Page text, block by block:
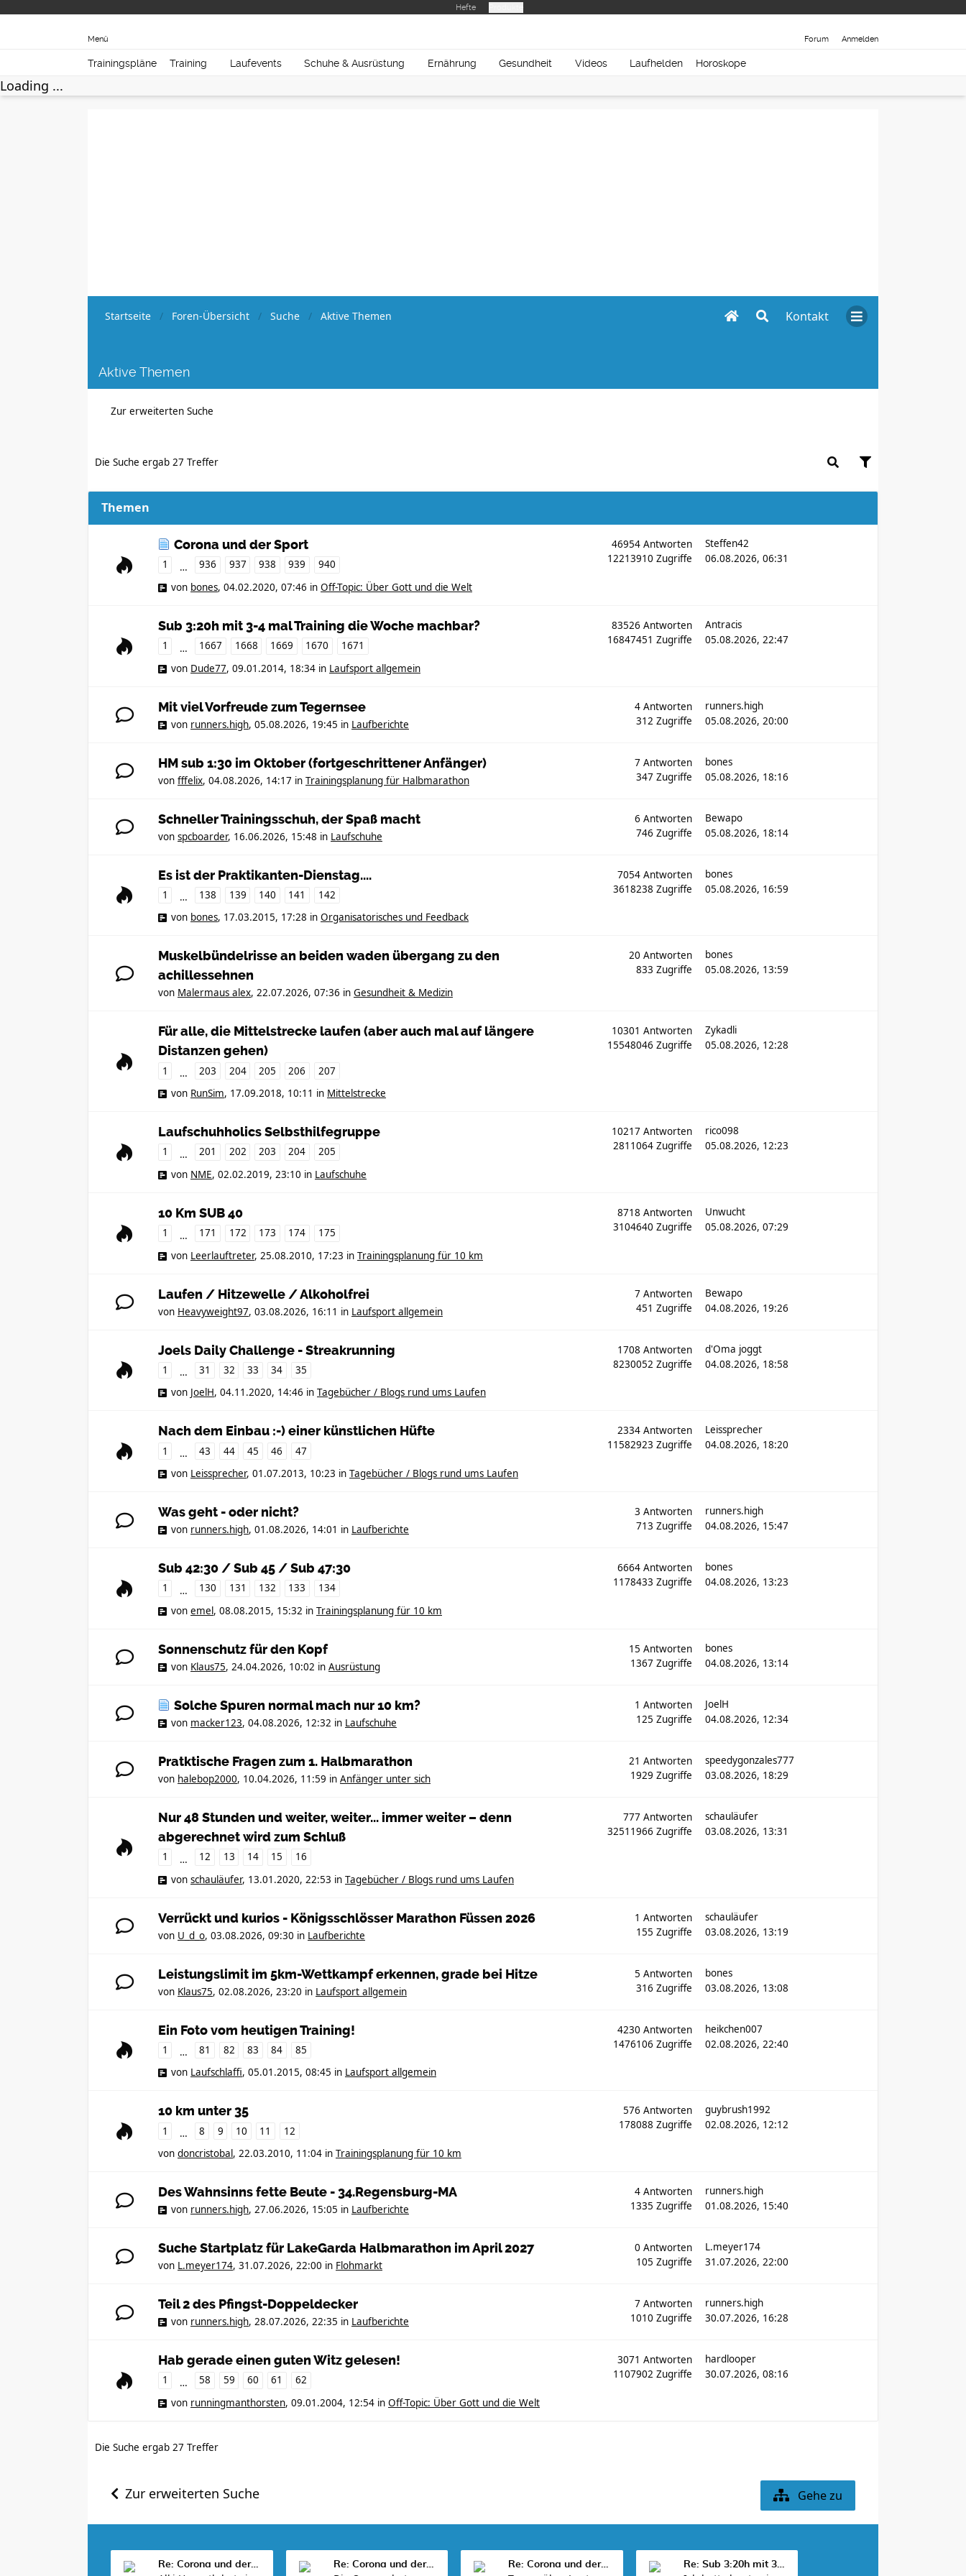
Hefte
Forum Anmelden
Menü
Trainingspläne Training Laufevents Schuhe & Ausrüstung Ernährung Gesundheit Videos Laufhelden Horoskope
Loading ...
Kontakt
Startseite Foren-Übersicht Suche Aktive Themen
Aktive Themen
Zur erweiterten Suche
Die Suche ergab 27 Treffer
Themen
Corona und der Sport
1 … 936 937 938 939
940
von bones, 04.02.2020, 07:46 in Off-Topic: Über Gott und die Welt
46954Antworten
12213910Zugriffe
Steffen42
06.08.2026, 06:31
Sub 3:20h mit 3-4 mal Training die Woche machbar?
1 … 1667 1668 1669 1670
1671
von Dude77, 09.01.2014, 18:34 in Laufsport allgemein
83526Antworten
16847451Zugriffe
Antracis
05.08.2026, 22:47
Mit viel Vorfreude zum Tegernsee
von runners.high, 05.08.2026, 19:45 in Laufberichte
4Antworten
312Zugriffe
runners.high
05.08.2026, 20:00
HM sub 1:30 im Oktober (fortgeschrittener Anfänger)
von fffelix, 04.08.2026, 14:17 in Trainingsplanung für Halbmarathon
7Antworten
347Zugriffe
bones
05.08.2026, 18:16
Schneller Trainingsschuh, der Spaß macht
von spcboarder, 16.06.2026, 15:48 in Laufschuhe
6Antworten
746Zugriffe
Bewapo
05.08.2026, 18:14
Es ist der Praktikanten-Dienstag....
1 … 138 139 140 141
142
von bones, 17.03.2015, 17:28 in Organisatorisches und Feedback
7054Antworten
3618238Zugriffe
bones
05.08.2026, 16:59
Muskelbündelrisse an beiden waden übergang zu den
achillessehnen
von Malermaus alex, 22.07.2026, 07:36 in Gesundheit & Medizin
20Antworten
833Zugriffe
bones
05.08.2026, 13:59
Für alle, die Mittelstrecke laufen (aber auch mal auf längere
Distanzen gehen)
1 … 203 204 205 206
207
von RunSim, 17.09.2018, 10:11 in Mittelstrecke
10301Antworten
15548046Zugriffe
Zykadli
05.08.2026, 12:28
Laufschuhholics Selbsthilfegruppe
1 … 201 202 203 204
205
von NME, 02.02.2019, 23:10 in Laufschuhe
10217Antworten
2811064Zugriffe
rico098
05.08.2026, 12:23
10 Km SUB 40
1 … 171 172 173 174
175
von Leerlauftreter, 25.08.2010, 17:23 in Trainingsplanung für 10 km
8718Antworten
3104640Zugriffe
Unwucht
05.08.2026, 07:29
Laufen / Hitzewelle / Alkoholfrei
von Heavyweight97, 03.08.2026, 16:11 in Laufsport allgemein
7Antworten
451Zugriffe
Bewapo
04.08.2026, 19:26
Joels Daily Challenge - Streakrunning
1 … 31 32 33 34
35
von JoelH, 04.11.2020, 14:46 in Tagebücher / Blogs rund ums Laufen
1708Antworten
8230052Zugriffe
d'Oma joggt
04.08.2026, 18:58
Nach dem Einbau :-) einer künstlichen Hüfte
1 … 43 44 45 46
47
von Leissprecher, 01.07.2013, 10:23 in Tagebücher / Blogs rund ums Laufen
2334Antworten
11582923Zugriffe
Leissprecher
04.08.2026, 18:20
Was geht - oder nicht?
von runners.high, 01.08.2026, 14:01 in Laufberichte
3Antworten
713Zugriffe
runners.high
04.08.2026, 15:47
Sub 42:30 / Sub 45 / Sub 47:30
1 … 130 131 132 133
134
von emel, 08.08.2015, 15:32 in Trainingsplanung für 10 km
6664Antworten
1178433Zugriffe
bones
04.08.2026, 13:23
Sonnenschutz für den Kopf
von Klaus75, 24.04.2026, 10:02 in Ausrüstung
15Antworten
1367Zugriffe
bones
04.08.2026, 13:14
Solche Spuren normal mach nur 10 km?
von macker123, 04.08.2026, 12:32 in Laufschuhe
1Antworten
125Zugriffe
JoelH
04.08.2026, 12:34
Pratktische Fragen zum 1. Halbmarathon
von halebop2000, 10.04.2026, 11:59 in Anfänger unter sich
21Antworten
1929Zugriffe
speedygonzales777
03.08.2026, 18:29
Nur 48 Stunden und weiter, weiter... immer weiter – denn
abgerechnet wird zum Schluß
1 … 12 13 14 15
16
von schauläufer, 13.01.2020, 22:53 in Tagebücher / Blogs rund ums Laufen
777Antworten
32511966Zugriffe
schauläufer
03.08.2026, 13:31
Verrückt und kurios - Königsschlösser Marathon Füssen 2026
von U_d_o, 03.08.2026, 09:30 in Laufberichte
1Antworten
155Zugriffe
schauläufer
03.08.2026, 13:19
Leistungslimit im 5km-Wettkampf erkennen, grade bei Hitze
von Klaus75, 02.08.2026, 23:20 in Laufsport allgemein
5Antworten
316Zugriffe
bones
03.08.2026, 13:08
Ein Foto vom heutigen Training!
1 … 81 82 83 84
85
von Laufschlaffi, 05.01.2015, 08:45 in Laufsport allgemein
4230Antworten
1476106Zugriffe
heikchen007
02.08.2026, 22:40
10 km unter 35
1 … 8 9 10 11
12
von doncristobal, 22.03.2010, 11:04 in Trainingsplanung für 10 km
576Antworten
178088Zugriffe
guybrush1992
02.08.2026, 12:12
Des Wahnsinns fette Beute - 34.Regensburg-MA
von runners.high, 27.06.2026, 15:05 in Laufberichte
4Antworten
1335Zugriffe
runners.high
01.08.2026, 15:40
Suche Startplatz für LakeGarda Halbmarathon im April 2027
von L.meyer174, 31.07.2026, 22:00 in Flohmarkt
0Antworten
105Zugriffe
L.meyer174
31.07.2026, 22:00
Teil 2 des Pfingst-Doppeldecker
von runners.high, 28.07.2026, 22:35 in Laufberichte
7Antworten
1010Zugriffe
runners.high
30.07.2026, 16:28
Hab gerade einen guten Witz gelesen!
1 … 58 59 60 61
62
von runningmanthorsten, 09.01.2004, 12:54 in Off-Topic: Über Gott und die Welt
3071Antworten
1107902Zugriffe
hardlooper
30.07.2026, 08:16
Die Suche ergab 27 Treffer
Zur erweiterten Suche Gehe zu
Re: Corona und der Sport Re: Corona und der Sport Re: Corona und der Sport Re: Sub 3:20h mit 3-4 mal Training die Woche machb